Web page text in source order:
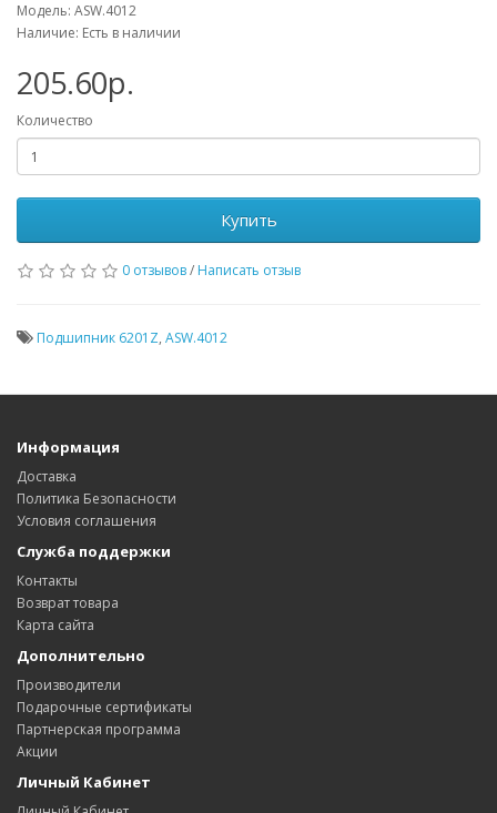
Модель: ASW.4012
Наличие: Есть в наличии
205.60р.
Количество
Купить
0 отзывов/ Написать отзыв
Подшипник 6201Z, ASW.4012
Информация
Доставка
Политика Безопасности
Условия соглашения
Служба поддержки
Контакты
Возврат товара
Карта сайта
Дополнительно
Производители
Подарочные сертификаты
Партнерская программа
Акции
Личный Кабинет